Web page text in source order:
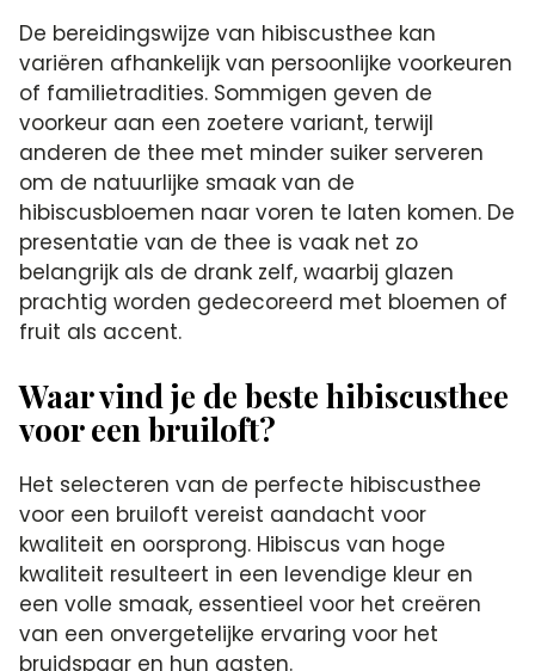
De bereidingswijze van hibiscusthee kan
variëren afhankelijk van persoonlijke voorkeuren
of familietradities. Sommigen geven de
voorkeur aan een zoetere variant, terwijl
anderen de thee met minder suiker serveren
om de natuurlijke smaak van de
hibiscusbloemen naar voren te laten komen. De
presentatie van de thee is vaak net zo
belangrijk als de drank zelf, waarbij glazen
prachtig worden gedecoreerd met bloemen of
fruit als accent.
Waar vind je de beste hibiscusthee
voor een bruiloft?
Het selecteren van de perfecte hibiscusthee
voor een bruiloft vereist aandacht voor
kwaliteit en oorsprong. Hibiscus van hoge
kwaliteit resulteert in een levendige kleur en
een volle smaak, essentieel voor het creëren
van een onvergetelijke ervaring voor het
bruidspaar en hun gasten.